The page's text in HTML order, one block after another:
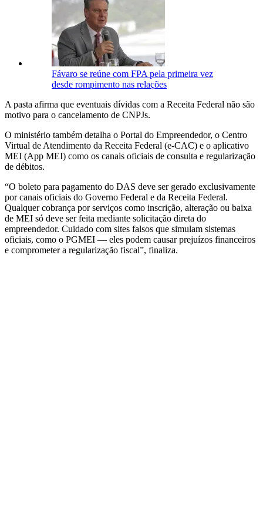
Fávaro se reúne com FPA pela primeira vez
desde rompimento nas relações
A pasta afirma que eventuais dívidas com a Receita Federal não são
motivo para o cancelamento de CNPJs.
O ministério também detalha o Portal do Empreendedor, o Centro
Virtual de Atendimento da Receita Federal (e-CAC) e o aplicativo
MEI (App MEI) como os canais oficiais de consulta e regularização
de débitos.
“O boleto para pagamento do DAS deve ser gerado exclusivamente
por canais oficiais do Governo Federal e da Receita Federal.
Qualquer cobrança por serviços como inscrição, alteração ou baixa
de MEI só deve ser feita mediante solicitação direta do
empreendedor. Cuidado com sites falsos que simulam sistemas
oficiais, como o PGMEI — eles podem causar prejuízos financeiros
e comprometer a regularização fiscal”, finaliza.